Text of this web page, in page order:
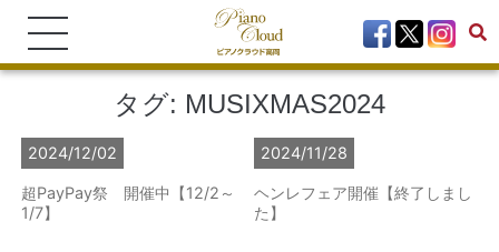
タグ: MUSIXMAS2024
2024/12/02
超PayPay祭 開催中【12/2～
1/7】
2024/11/28
ヘンレフェア開催【終了しまし
た】